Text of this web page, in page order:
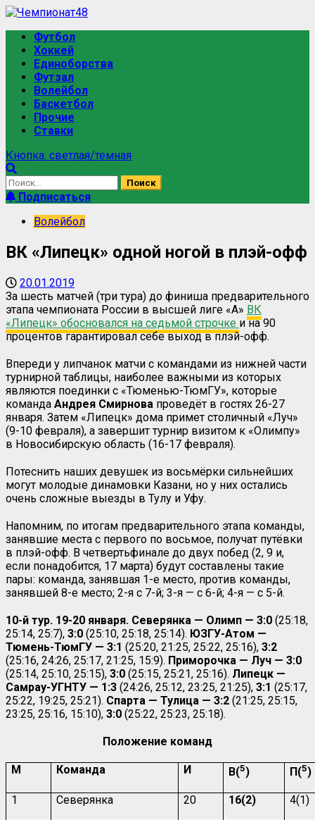
Футбол
Хоккей
Единоборства
Футзал
Волейбол
Баскетбол
Прочие
Ставки
Кнопка: светлая/темная
Подписаться
Волейбол
ВК «Липецк» одной ногой в плэй-офф
20.01.2019
За шесть матчей (три тура) до финиша предварительного
этапа чемпионата России в высшей лиге «А» ВК
«Липецк» обосновался на седьмой строчке и на 90
процентов гарантировал себе выход в плэй-офф.
Впереди у липчанок матчи с командами из нижней части
турнирной таблицы, наиболее важными из которых
являются поединки с «Тюменью-ТюмГУ», которые
команда Андрея Смирнова проведёт в гостях 26-27
января. Затем «Липецк» дома примет столичный «Луч»
(9-10 февраля), а завершит турнир визитом к «Олимпу»
в Новосибирскую область (16-17 февраля).
Потеснить наших девушек из восьмёрки сильнейших
могут молодые динамовки Казани, но у них остались
очень сложные выезды в Тулу и Уфу.
Напомним, по итогам предварительного этапа команды,
занявшие места с первого по восьмое, получат путёвки
в плэй-офф. В четвертьфинале до двух побед (2, 9 и,
если понадобится, 17 марта) будут составлены такие
пары: команда, занявшая 1-е место, против команды,
занявшей 8-е место; 2-я с 7-й; 3-я — с 6-й; 4-я — с 5-й.
10-й тур. 19-20 января. Северянка — Олимп — 3:0 (25:18,
25:14, 25:7), 3:0 (25:10, 25:18, 25:14). ЮЗГУ-Атом —
Тюмень-ТюмГУ — 3:1 (25:20, 21:25, 25:22, 25:16), 3:2
(25:16, 24:26, 25:17, 21:25, 15:9). Приморочка — Луч — 3:0
(25:14, 25:10, 25:15), 3:0 (25:15, 25:21, 25:16). Липецк —
Самрау-УГНТУ — 1:3 (24:26, 25:12, 23:25, 21:25), 3:1 (25:17,
25:22, 19:25, 25:21). Спарта — Тулица — 3:2 (21:25, 25:15,
23:25, 25:16, 15:10), 3:0 (25:22, 25:23, 25:18).
Положение команд
М Команда И В(5) П(5)
1 Северянка 20 16(2) 4(1)